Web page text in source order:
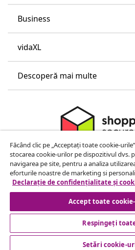
Business
vidaXL
Descoperă mai multe
© 2008-2026 vidaXL www.vidaxl.ro
vidaXL Marketplace
Făcând clic pe „Acceptați toate cookie-
stocarea cookie-urilor pe dispozitivul dvs.
navigarea pe site, pentru a analiza
eforturile noastre de marketing si
Declarație de confidențialitate și
Accept toate
Respingeți
Setări cookie-